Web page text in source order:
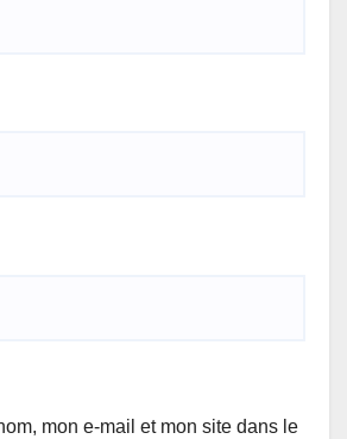
mon e-mail et mon site dans le